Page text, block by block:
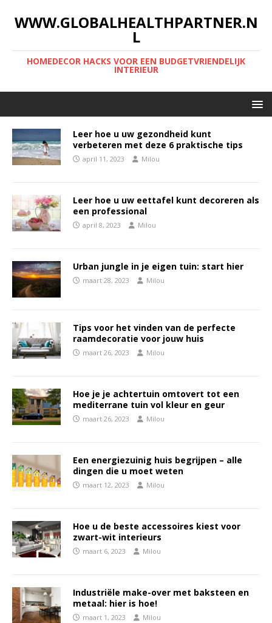
WWW.GLOBALHEALTHPARTNER.N
L
HOMEDECOR HACKS VOOR EEN BUDGETVRIENDELIJK
INTERIEUR
Leer hoe u uw gezondheid kunt
verbeteren met deze 6 praktische tips
april 11, 2023 Milou
Leer hoe u uw eettafel kunt decoreren als
een professional
april 8, 2023 Milou
Urban jungle in je eigen tuin: start hier
maart 28, 2023 Milou
Tips voor het vinden van de perfecte
raamdecoratie voor jouw huis
maart 26, 2023 Milou
Hoe je je achtertuin omtovert tot een
mediterrane tuin vol kleur en geur
maart 26, 2023 Milou
Een energiezuinig huis begrijpen – alle
dingen die u moet weten
maart 12, 2023 Milou
Hoe u de beste accessoires kiest voor
zwart-wit interieurs
maart 6, 2023 Milou
Industriële make-over met baksteen en
metaal: hier is hoe!
maart 1, 2023 Milou